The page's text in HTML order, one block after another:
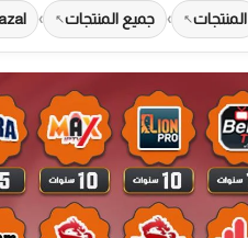
المنتجات › جميع المنتجات ›